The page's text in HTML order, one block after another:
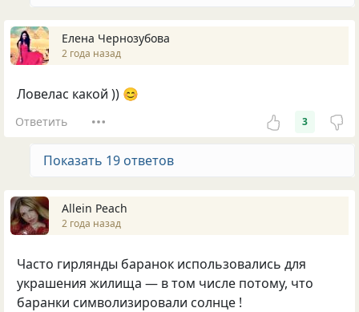
Елена Чернозубова
2 года назад
Ловелас какой )) 😊
Ответить 3
Показать 19 ответов
Allein Peach
2 года назад
Часто гирлянды баранок использовались для
украшения жилища — в том числе потому, что
баранки символизировали солнце !